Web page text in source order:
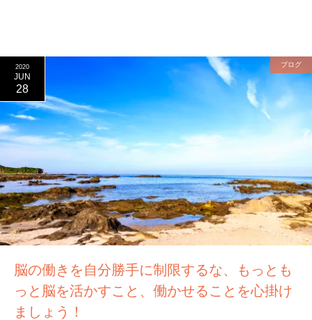
2020
JUN
28
ブログ
脳の働きを自分勝手に制限するな、もっとも
っと脳を活かすこと、働かせることを心掛け
ましょう！